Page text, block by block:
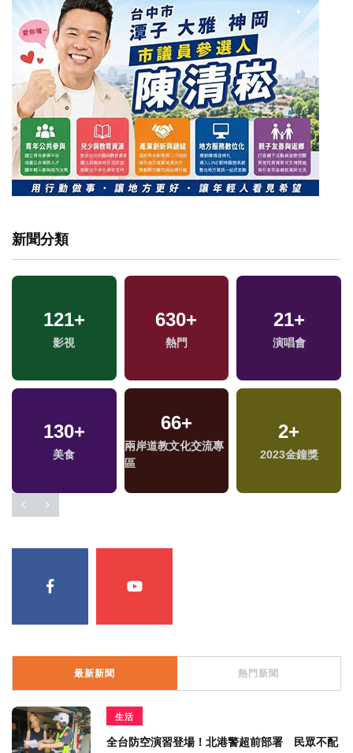
新聞分類
121+
影視
630+
熱門
21+
演唱會
130+
美食
66+
兩岸道教文化交流專
區
2+
2023金鐘獎
最新新聞 熱門新聞
生活
全台防空演習登場！北港警超前部署 民眾不配